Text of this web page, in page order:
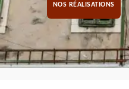
NOS RÉALISATIONS